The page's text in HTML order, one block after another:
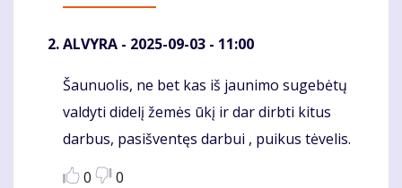
ALVYRA - 2025-09-03 - 11:00
Komentaras
Šaunuolis, ne bet kas iš jaunimo sugebėtų
valdyti didelį žemės ūkį ir dar dirbti kitus
darbus, pasišventęs darbui , puikus tėvelis.
0
0